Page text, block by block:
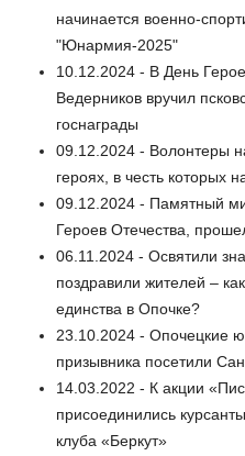
начинается военно-
"Юнармия-2025"
10.12.2024 - В День
Ведерников вручил
госнаграды
09.12.2024 - Волонтеры
героях, в честь которых
09.12.2024 - Памятный
Героев Отечества,
06.11.2024 - Освятили
поздравили жителей –
единства в Опочке?
23.10.2024 - Опочецкие
призывника посетили
14.03.2022 - К акции
присоединились
клуба «Беркут»